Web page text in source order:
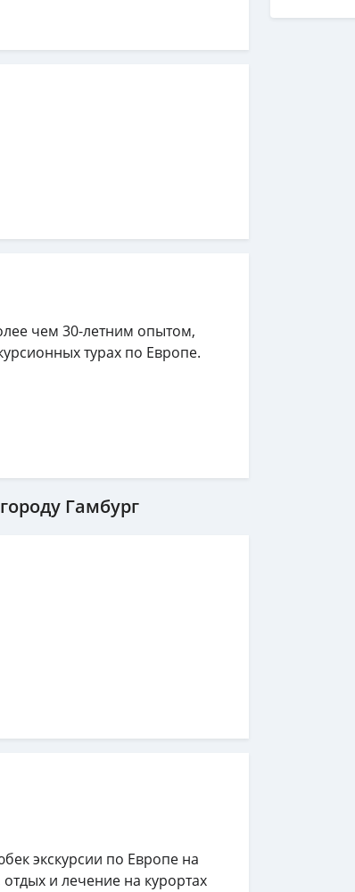
чем 30-летним опытом,
турах по Европе.
Гамбург
экскурсии по Европе на
и лечение на курортах